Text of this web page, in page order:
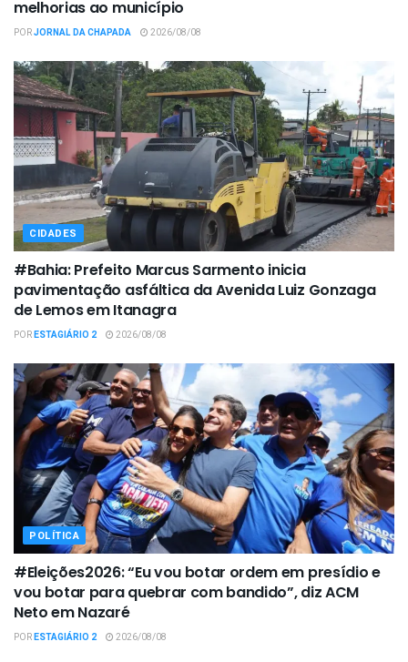
melhorias ao município
PORJORNAL DA CHAPADA 2026/08/08
CIDADES
#Bahia: Prefeito Marcus Sarmento inicia
pavimentação asfáltica da Avenida Luiz Gonzaga
de Lemos em Itanagra
PORESTAGIÁRIO 2 2026/08/08
POLÍTICA
#Eleições2026: “Eu vou botar ordem em presídio e
vou botar para quebrar com bandido”, diz ACM
Neto em Nazaré
PORESTAGIÁRIO 2 2026/08/08